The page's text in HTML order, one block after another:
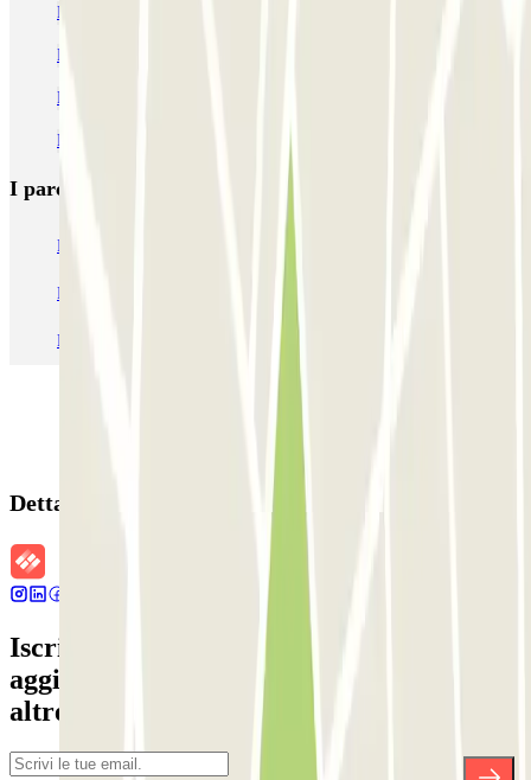
Parcheggi alla stazione di metro di Battistini
Parcheggi all'Ospedale San Carlo di Nancy
Parcheggio Vaticano Roma: garage custoditi e prezzi | Parclick
Parcheggio Balduina | Parclick
I parcheggi
Parcheggio Venezia
Parcheggio Roma Parcheggio Milano
Parcheggio Malpensa Terminal 1
Dettagli della prenotazione
Iscriviti alla nostra Newsletter e rimani
aggiornato su sconti, concorsi e tante
altre sorprese.